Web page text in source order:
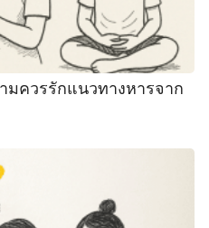
มควรรักแนวทางหารจาก